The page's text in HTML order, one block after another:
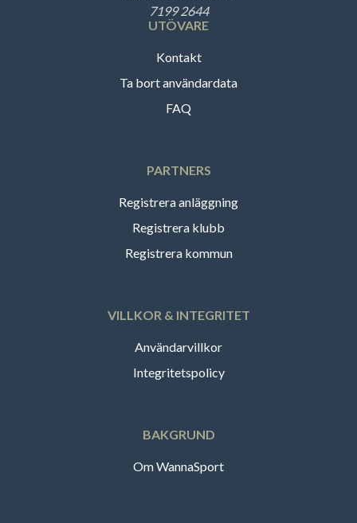
7199 2644
UTÖVARE
Kontakt
Ta bort användardata
FAQ
PARTNERS
Registrera anläggning
Registrera klubb
Registrera kommun
VILLKOR & INTEGRITET
Användarvillkor
Integritetspolicy
BAKGRUND
Om WannaSport